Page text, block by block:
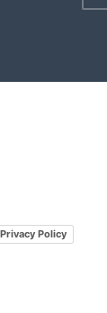
Privacy Policy